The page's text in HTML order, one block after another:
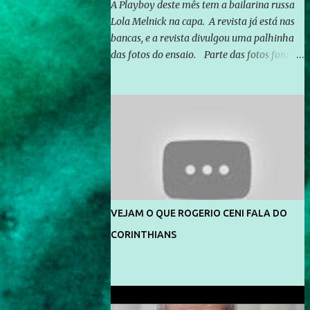
A Playboy deste mês tem a bailarina russa
Lola Melnick na capa. A revista já está nas
bancas, e a revista divulgou uma palhinha
das fotos do ensaio. Parte das fotos foram
divulga capa e primeiras fotos de Lola
Melnick - @aredacao
VEJAM O QUE ROGERIO CENI FALA DO
CORINTHIANS